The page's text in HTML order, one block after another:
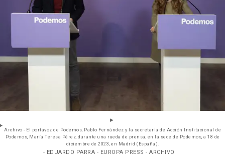
Archivo - El portavoz de Podemos, Pablo Fernández y la secretaria de Acción Institucional de
Podemos, María Teresa Pérez, durante una rueda de prensa, en la sede de Podemos, a 18 de
diciembre de 2023, en Madrid (España).
- EDUARDO PARRA - EUROPA PRESS - ARCHIVO